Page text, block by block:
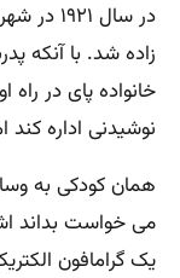
در سال
زاده شد. با آنکه
خانواده پای در راه
نوشیدنی اداره کند
همان کودکی به
می خواست بداند
یک گرامافون